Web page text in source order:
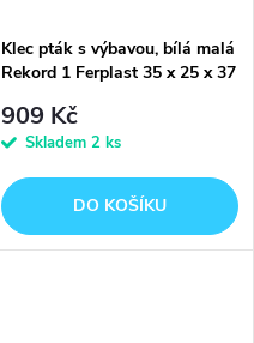
Klec pták s výbavou, bílá malá
Rekord 1 Ferplast 35 x 25 x 37
909 Kč
Skladem 2 ks
DO KOŠÍKU